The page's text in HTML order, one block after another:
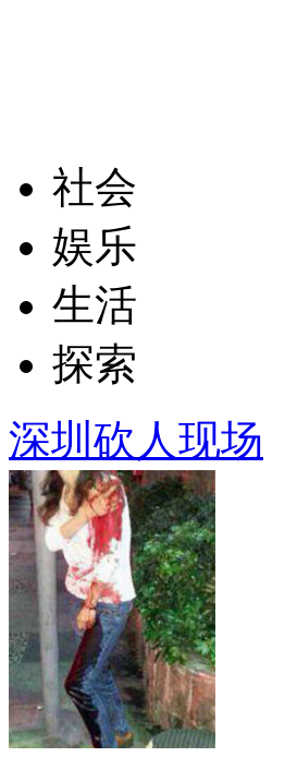
社会
娱乐
生活
探索
深圳砍人现场